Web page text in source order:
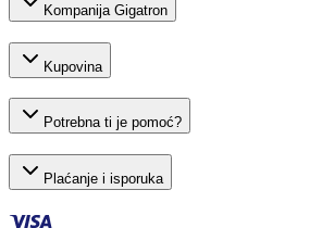
Kompanija Gigatron
Kupovina
Potrebna ti je pomoć?
Plaćanje i isporuka